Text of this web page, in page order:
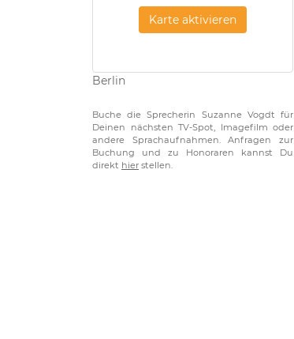
Karte aktivieren
Berlin
Buche die Sprecherin Suzanne Vogdt für
Deinen nächsten TV-Spot, Imagefilm oder
andere Sprachaufnahmen. Anfragen zur
Buchung und zu Honoraren kannst Du
direkt hier stellen.